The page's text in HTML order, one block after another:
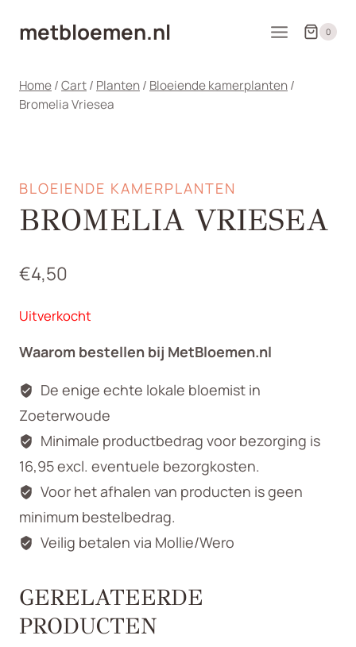
naarmetbloemen.nl 0
Home/Cart/ Planten/ Bloeiende kamerplanten/
Bromelia Vriesea
BLOEIENDE KAMERPLANTEN
BROMELIA VRIESEA
€4,50
Uitverkocht
Waarom bestellen bij MetBloemen.nl
De enige echte lokale bloemist in
Zoeterwoude
Minimale productbedrag voor bezorging is
16,95 excl. eventuele bezorgkosten.
Voor het afhalen van producten is geen
minimum bestelbedrag.
Veilig betalen via Mollie/Wero
GERELATEERDE
PRODUCTEN